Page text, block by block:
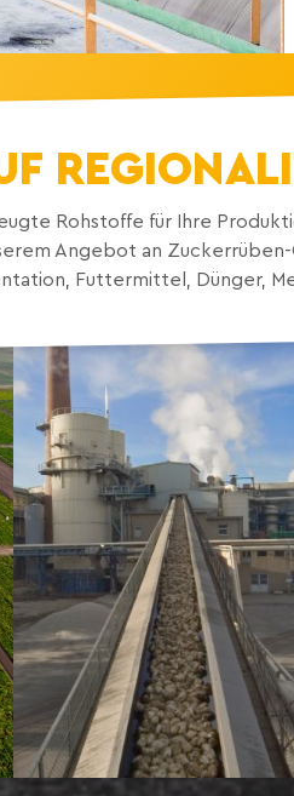
Rohstoffe für Ihre
Angebot an
Futtermittel, Dünger,